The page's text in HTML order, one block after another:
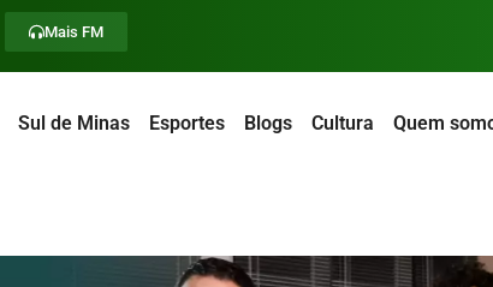
Mais FM
Sul de Minas Esportes Blogs Cultura Quem